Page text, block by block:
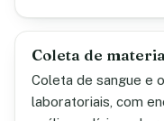
Coleta de
Coleta de sangue e
laboratoriais, com